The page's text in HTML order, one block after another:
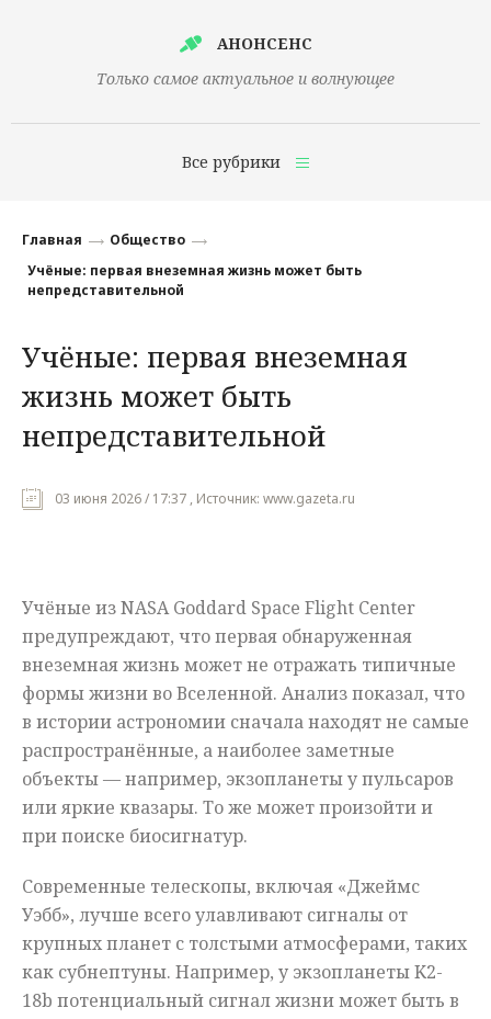
АНОНСЕНС
Только самое актуальное и волнующее
Все рубрики
Финансы
Наука
Культура
Общество
Главная
Общество
Учёные: первая внеземная жизнь может быть
непредставительной
Учёные: первая внеземная
жизнь может быть
непредставительной
03 июня 2026 / 17:37 , Источник: www.gazeta.ru
Учёные из NASA Goddard Space Flight Center
предупреждают, что первая обнаруженная
внеземная жизнь может не отражать типичные
формы жизни во Вселенной. Анализ показал, что
в истории астрономии сначала находят не самые
распространённые, а наиболее заметные
объекты — например, экзопланеты у пульсаров
или яркие квазары. То же может произойти и
при поиске биосигнатур.
Современные телескопы, включая «Джеймс
Уэбб», лучше всего улавливают сигналы от
крупных планет с толстыми атмосферами, таких
как субнептуны. Например, у экзопланеты K2-
18b потенциальный сигнал жизни может быть в